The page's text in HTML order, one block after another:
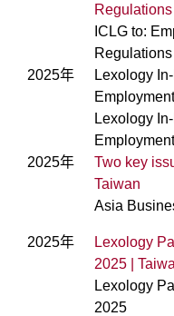
ICLG to:
2025年
Lexology
Lexology
2025年
Two key
Taiwan
Asia
2025年
Lexology
2025 |
Lexology
2025